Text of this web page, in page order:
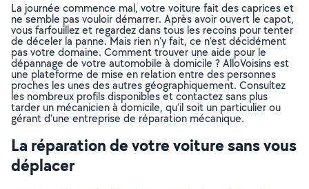
La journée commence mal, votre voiture fait des caprices et
ne semble pas vouloir démarrer. Après avoir ouvert le capot,
vous farfouillez et regardez dans tous les recoins pour tenter
de déceler la panne. Mais rien n’y fait, ce n’est décidément
pas votre domaine. Comment trouver une aide pour le
dépannage de votre automobile à domicile ? AlloVoisins est
une plateforme de mise en relation entre des personnes
proches les unes des autres géographiquement. Consultez
les nombreux profils disponibles et contactez sans plus
tarder un mécanicien à domicile, qu’il soit un particulier ou
gérant d’une entreprise de réparation mécanique.
La réparation de votre voiture sans vous
déplacer